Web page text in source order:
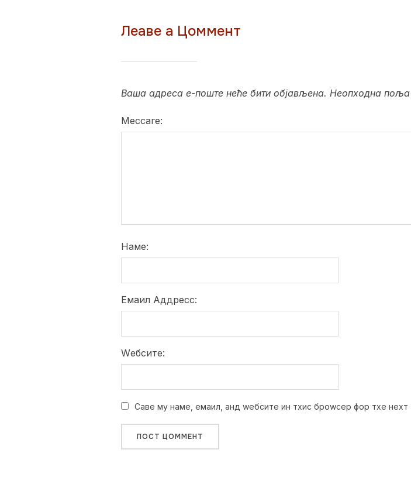
Леаве а Цоммент
Ваша адреса е-поште неће бити објављена. Неопходна поља
Мессаге:
Наме:
Емаил Аддресс:
Wебсите:
Саве мy наме, емаил, анд wебсите ин тхис броwсер фор тхе